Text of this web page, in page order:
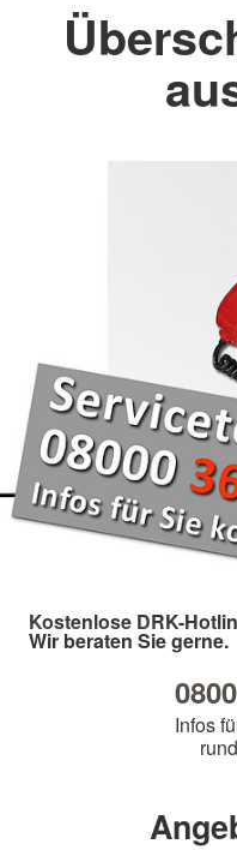
Kostenlose DRK-
Wir beraten Sie gerne.
Infos